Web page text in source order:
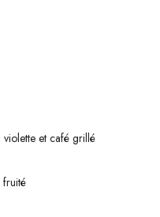
violette et café grillé
fruité